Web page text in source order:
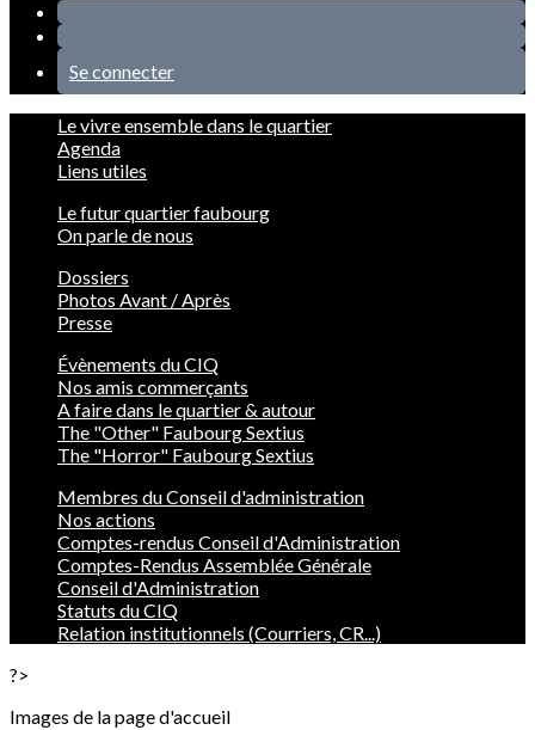
Se connecter
Le vivre ensemble dans le quartier
Agenda
Liens utiles
Le futur quartier faubourg
On parle de nous
Dossiers
Photos Avant / Après
Presse
Évènements du CIQ
Nos amis commerçants
A faire dans le quartier & autour
The "Other" Faubourg Sextius
The "Horror" Faubourg Sextius
Membres du Conseil d'administration
Nos actions
Comptes-rendus Conseil d'Administration
Comptes-Rendus Assemblée Générale
Conseil d'Administration
Statuts du CIQ
Relation institutionnels (Courriers, CR...)
?>
Images de la page d'accueil